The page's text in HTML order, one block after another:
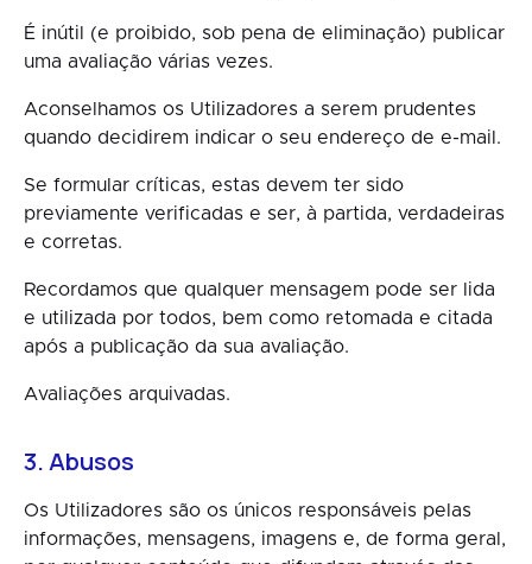
É inútil (e proibido, sob pena de eliminação) publicar
uma avaliação várias vezes.
Aconselhamos os Utilizadores a serem prudentes
quando decidirem indicar o seu endereço de e-mail.
Se formular críticas, estas devem ter sido
previamente verificadas e ser, à partida, verdadeiras
e corretas.
Recordamos que qualquer mensagem pode ser lida
e utilizada por todos, bem como retomada e citada
após a publicação da sua avaliação.
Avaliações arquivadas.
3. Abusos
Os Utilizadores são os únicos responsáveis pelas
informações, mensagens, imagens e, de forma geral,